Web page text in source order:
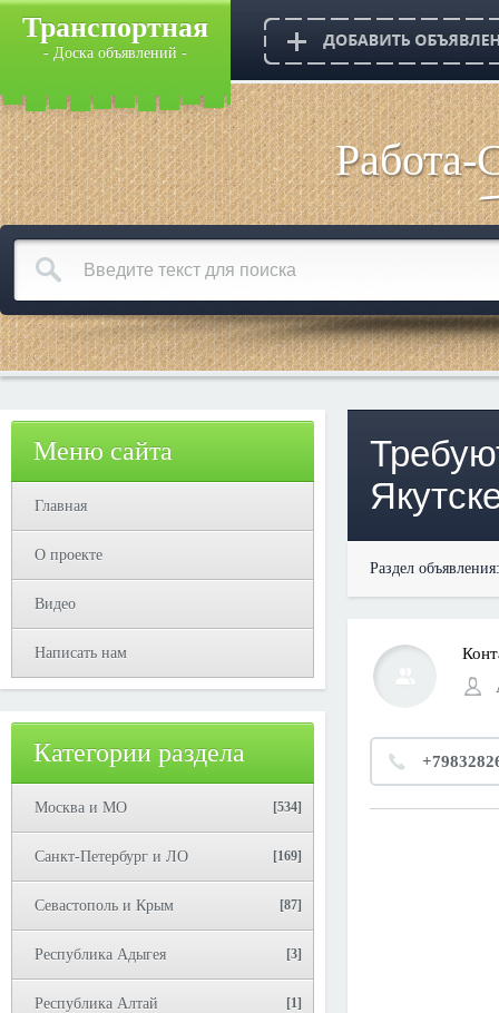
Транспортная
- Доска объявлений -
Меню сайта
Главная
О проекте
Видео
Написать нам
Категории раздела
Москва и МО [534]
Санкт-Петербург и ЛО [169]
Севастополь и Крым [87]
Республика Адыгея [3]
Республика Алтай [1]
Раздел